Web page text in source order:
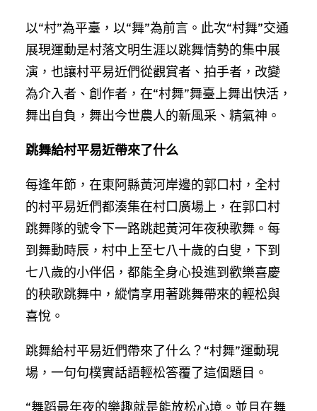
以“村”為平臺，以“舞”為前言。此次“村舞”交通
展現運動是村落文明生涯以跳舞情勢的集中展
演，也讓村平易近們從觀賞者、拍手者，改變
為介入者、創作者，在“村舞”舞臺上舞出快活，
舞出自負，舞出今世農人的新風采、精氣神。
跳舞給村平易近帶來了什么
每逢年節，在東阿縣黃河岸邊的郭口村，全村
的村平易近們都湊集在村口廣場上，在郭口村
跳舞隊的號令下一路跳起黃河年夜秧歌舞。每
到舞動時辰，村中上至七八十歲的白叟，下到
七八歲的小伴侶，都能全身心投進到歡樂喜慶
的秧歌跳舞中，縱情享用著跳舞帶來的輕松與
喜悅。
跳舞給村平易近們帶來了什么？“村舞”運動現
場，一句句樸實話語輕松答覆了這個題目。
“舞蹈最年夜的樂趣就是能放松心境。並且在舞